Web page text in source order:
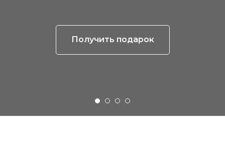
Получить подарок